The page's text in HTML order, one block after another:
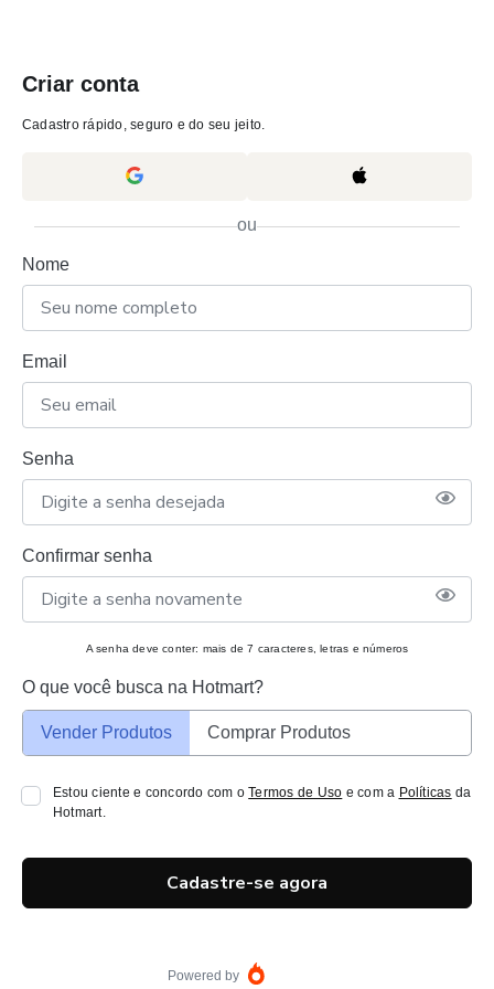
Criar conta
Cadastro rápido, seguro e do seu jeito.
ou
Nome
Email
Senha
Confirmar senha
A senha deve conter: mais de 7 caracteres, letras e números
O que você busca na Hotmart?
Vender Produtos Comprar Produtos
Estou ciente e concordo com oTermos de Uso e com a Políticas da
Hotmart.
Cadastre-se agora
Powered by